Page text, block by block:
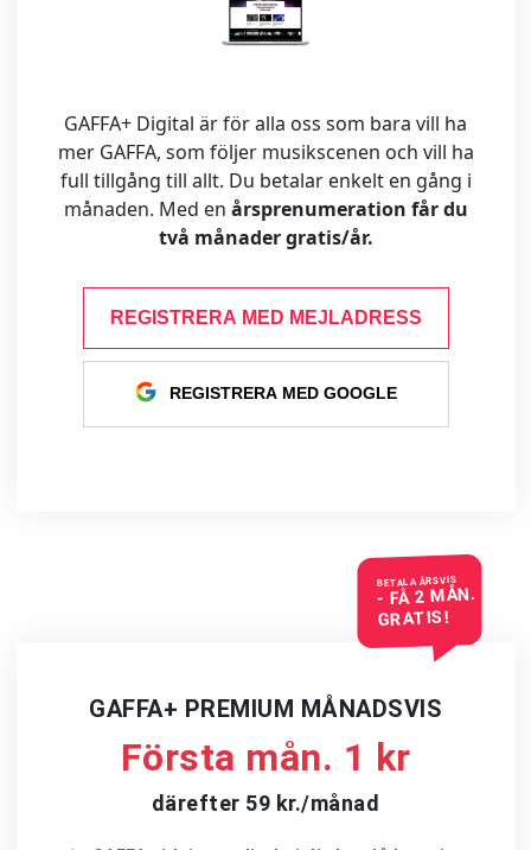
GAFFA+ Digital är för alla oss som bara vill ha
mer GAFFA, som följer musikscenen och vill ha
full tillgång till allt. Du betalar enkelt en gång i
månaden. Med en årsprenumeration får du
två månader gratis/år.
REGISTRERA MED MEJLADRESS
REGISTRERA MED GOOGLE
BETALA ÅRSVIS
- FÅ 2 MÅN.
GRATIS!
GAFFA+ PREMIUM MÅNADSVIS
Första mån. 1 kr
därefter 59 kr./månad